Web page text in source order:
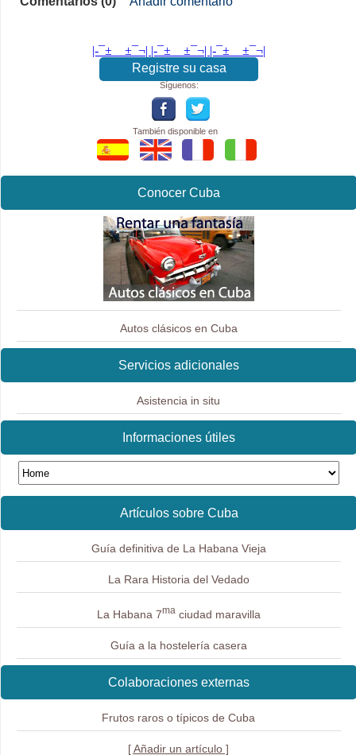
|-¯±­__­±¯¬| |-¯±­__­±¯¬| |-¯±­__­±¯¬|
Registre su casa
Síguenos:
También disponible en
Conocer Cuba
Autos clásicos en Cuba
Servicios adicionales
Asistencia in situ
Informaciones útiles
Artículos sobre Cuba
Guía definitiva de La Habana Vieja
La Rara Historia del Vedado
La Habana 7maciudad maravilla
Guía a la hostelería casera
Colaboraciones externas
Frutos raros o típicos de Cuba
[ Añadir un artículo ]